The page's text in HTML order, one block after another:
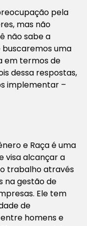
pela
mas não
não sabe a
buscaremos uma
em termos de
dessa respostas,
implementar –
e Raça é uma
visa alcançar a
trabalho através
na gestão de
Ele tem
de
homens e